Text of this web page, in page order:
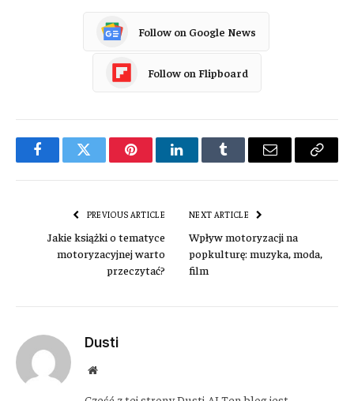
Follow on Google News
Follow on Flipboard
FacebookTwitter PinterestLinkedInTumblr Email
Copy
PREVIOUS ARTICLE
Jakie książki o tematyce
motoryzacyjnej warto
przeczytać?
NEXT ARTICLE
Wpływ motoryzacji na
popkulturę: muzyka, moda,
film
Dusti
Website